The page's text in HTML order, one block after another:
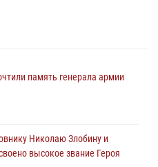
память генерала армии
Николаю Злобину и
высокое звание Героя